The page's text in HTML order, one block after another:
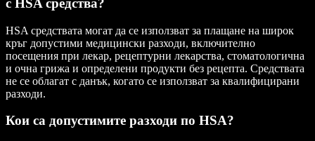
с HSA средства?
HSA средствата могат да се използват за плащане на широк
кръг допустими медицински разходи, включително
посещения при лекар, рецептурни лекарства, стоматологична
и очна грижа и определени продукти без рецепта. Средствата
не се облагат с данък, когато се използват за квалифицирани
разходи.
Кои са допустимите разходи по HSA?